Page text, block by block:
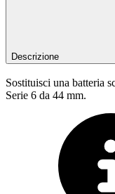
Descrizione
Sostituisci una batteria
Serie 6 da 44 mm.